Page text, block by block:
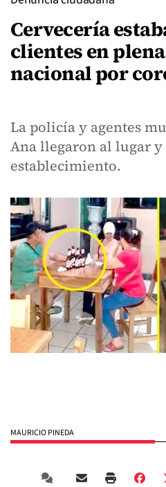
Cervecería
clientes en
nacional por
La policía y agentes
Ana llegaron al lugar
establecimiento.
MAURICIO PINEDA